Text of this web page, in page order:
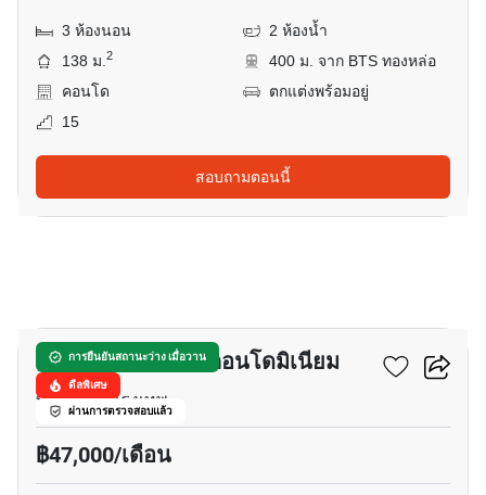
3 ห้องนอน
2 ห้องน้ำ
138 ม.2
400 ม. จาก BTS ทองหล่อ
คอนโด
ตกแต่งพร้อมอยู่
15
สอบถามตอนนี้
การยืนยันสถานะว่าง เมื่อวาน
ดีลพิเศษ
ผ่านการตรวจสอบแล้ว
ทองหล่อ ทาวเวอร์ คอนโดมิเนียม
ทองหล่อ, กรุงเทพ
฿47,000/เดือน